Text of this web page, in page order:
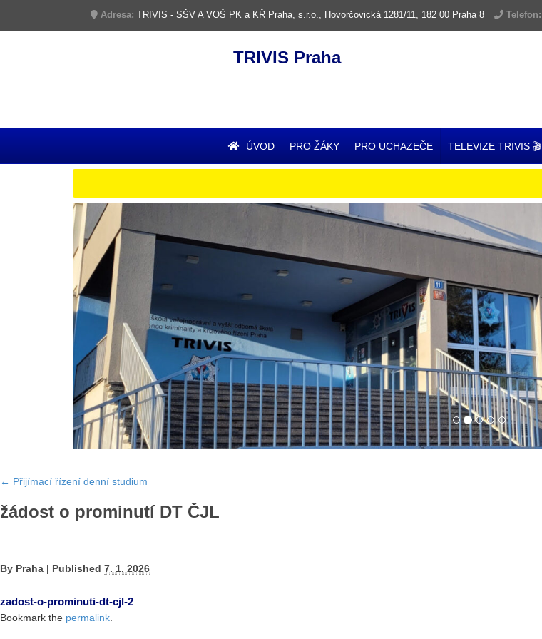
Adresa: TRIVIS - SŠV A VOŠ PK a KŘ Praha, s.r.o., Hovorčovická 1281/11, 182 00 Praha 8 Telefon:
TRIVIS Praha
ÚVOD PRO ŽÁKY PRO UCHAZEČE TELEVIZE TRIVIS 🎬
← Přijímací řízení denní studium
žádost o prominutí DT ČJL
By Praha | Published 7. 1. 2026
zadost-o-prominuti-dt-cjl-2
Bookmark the permalink